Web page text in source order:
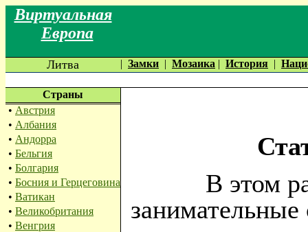
Виртуальная
Европа
Литва | Замки | Мозаика | История |
Страны
• Австрия
• Албания
• Андорра
• Бельгия
• Болгария
• Босния и Герцеговина
• Ватикан
• Великобритания
• Венгрия
В этом